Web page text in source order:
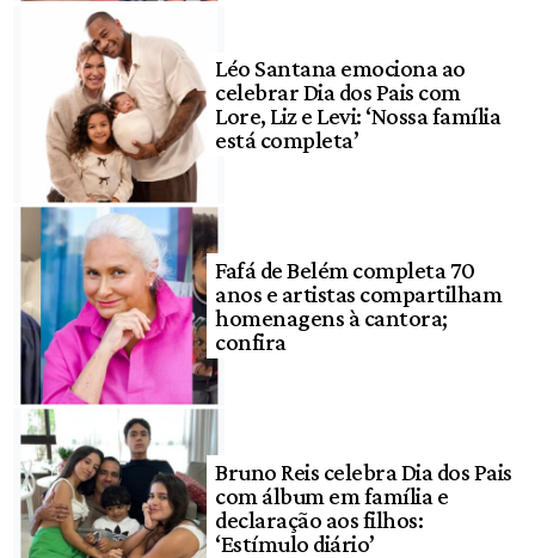
Léo Santana emociona ao
celebrar Dia dos Pais com
Lore, Liz e Levi: ‘Nossa família
está completa’
Fafá de Belém completa 70
anos e artistas compartilham
homenagens à cantora;
confira
Bruno Reis celebra Dia dos Pais
com álbum em família e
declaração aos filhos:
‘Estímulo diário’